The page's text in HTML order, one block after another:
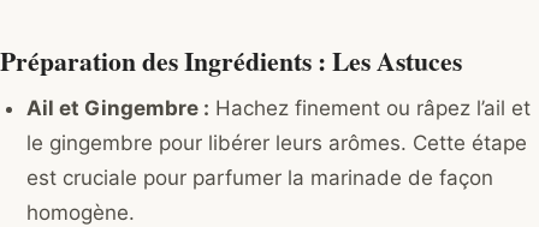
Préparation des Ingrédients : Les Astuces
Ail et Gingembre : Hachez finement ou râpez l’ail et
le gingembre pour libérer leurs arômes. Cette étape
est cruciale pour parfumer la marinade de façon
homogène.